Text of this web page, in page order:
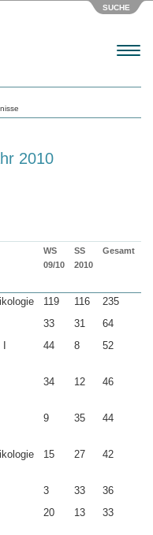
SUCHE
Menu
2010
WS
09/10
SS
2010
Gesamt
119 116
235
33 31
64
44 8 52
34 12 46
9 35 44
15 27 42
3 33
36
20 13 33